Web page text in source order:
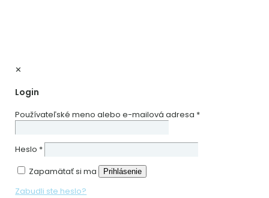
✕
Login
Používateľské meno alebo e-mailová adresa *
Heslo *
Zapamätať si ma
Prihlásenie
Zabudli ste heslo?